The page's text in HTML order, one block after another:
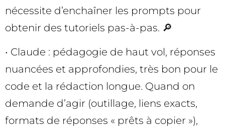
nécessite d’enchaîner les prompts pour
obtenir des tutoriels pas-à-pas. 🔎
• Claude : pédagogie de haut vol, réponses
nuancées et approfondies, très bon pour le
code et la rédaction longue. Quand on
demande d’agir (outillage, liens exacts,
formats de réponses « prêts à copier »),